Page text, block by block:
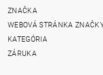
ZNAČKA
WEBOVÁ STRÁNKA
KATEGÓRIA
ZÁRUKA